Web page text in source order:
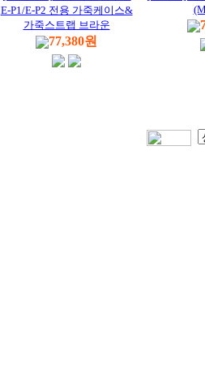
E-P1/E-P2 전용 가죽케이스&
가죽스트랩 브라운
77,380원